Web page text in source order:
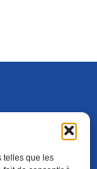
telles que les
ADHÉRER